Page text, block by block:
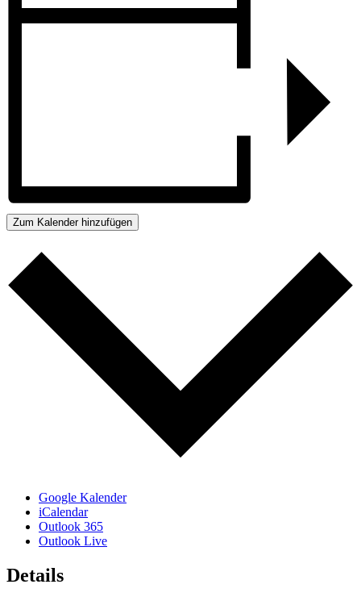
Zum Kalender hinzufügen
Google Kalender
iCalendar
Outlook 365
Outlook Live
Details